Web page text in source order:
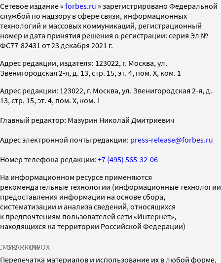
Cетевое издание « forbes.ru » зарегистрировано Федеральной
службой по надзору в сфере связи, информационных
технологий и массовых коммуникаций, регистрационный
номер и дата принятия решения о регистрации: серия Эл №
ФС77-82431 от 23 декабря 2021 г.
Адрес редакции, издателя: 123022, г. Москва, ул.
Звенигородская 2-я, д. 13, стр. 15, эт. 4, пом. X, ком. 1
Адрес редакции: 123022, г. Москва, ул. Звенигородская 2-я, д.
13, стр. 15, эт. 4, пом. X, ком. 1
Главный редактор: Мазурин Николай Дмитриевич
Адрес электронной почты редакции: press-release@forbes.ru
Номер телефона редакции: +7 (495) 565-32-06
На информационном ресурсе применяются
рекомендательные технологии (информационные технологии
предоставления информации на основе сбора,
систематизации и анализа сведений, относящихся
к предпочтениям пользователей сети «Интернет»,
находящихся на территории Российской Федерации)
SPARROWINFOX
Перепечатка материалов и использование их в любой форме,